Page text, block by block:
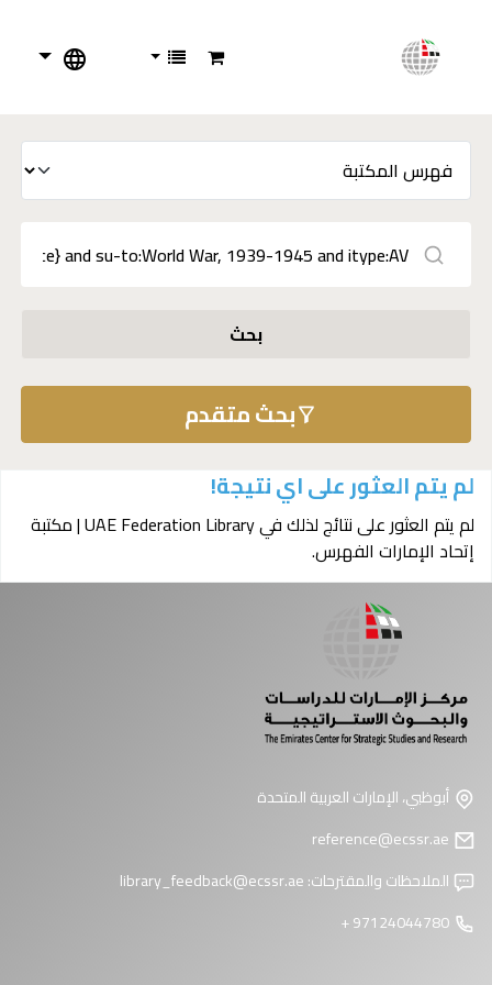
بحث
بحث متقدم
لم يتم العثور على اي نتيجة!
لم يتم العثور على نتائج لذلك في UAE Federation Library | مكتبة
إتحاد الإمارات الفهرس.
أبوظبي، الإمارات العربية المتحدة
الملاحظات والمقترحات:library_feedback@ecssr.ae